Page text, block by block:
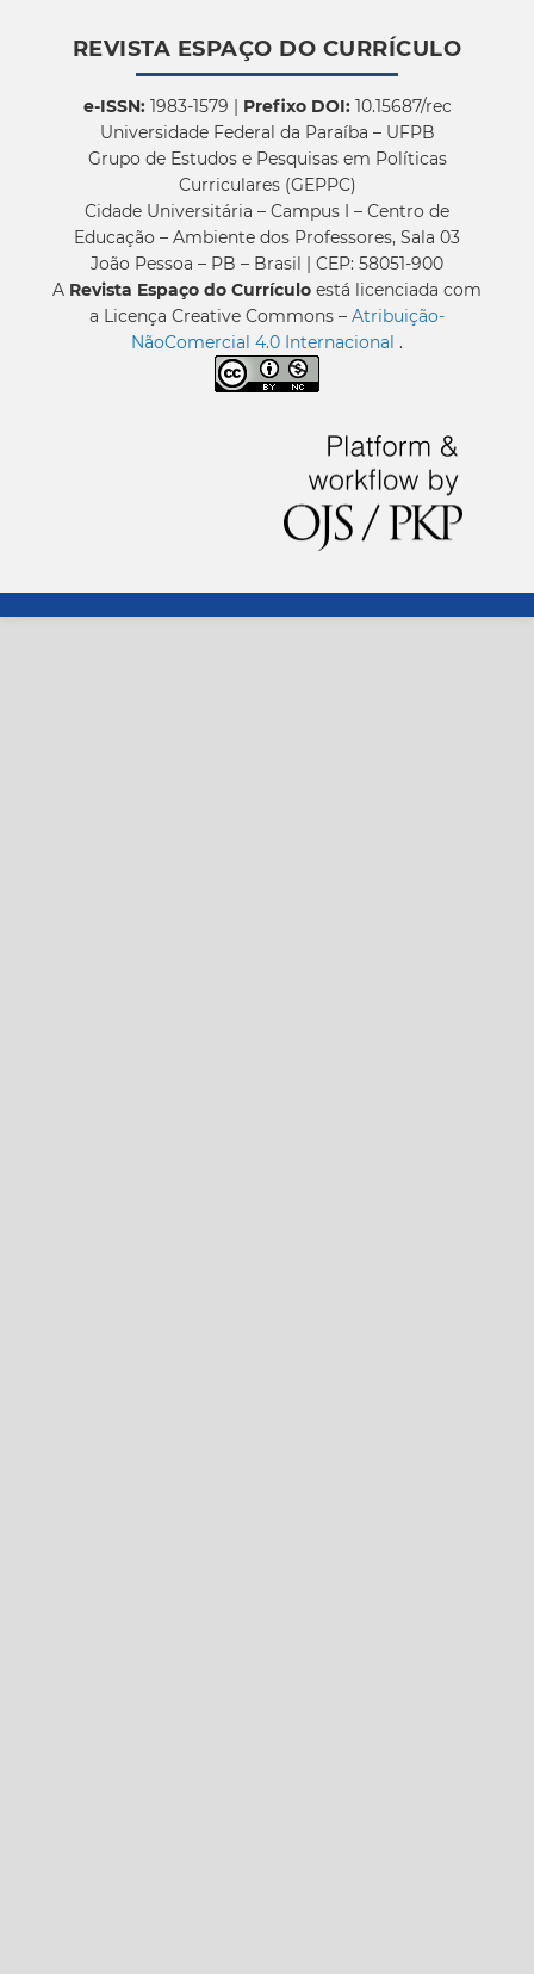
REVISTA ESPAÇO DO CURRÍCULO
e-ISSN:1983-1579 | Prefixo DOI:10.15687/rec
Universidade Federal da Paraíba – UFPB
Grupo de Estudos e Pesquisas em Políticas
Curriculares (GEPPC)
Cidade Universitária – Campus I – Centro de
Educação – Ambiente dos Professores, Sala 03
João Pessoa – PB – Brasil | CEP: 58051-900
A Revista Espaço do Currículo está licenciada com
a Licença Creative Commons – Atribuição-
NãoComercial 4.0 Internacional .